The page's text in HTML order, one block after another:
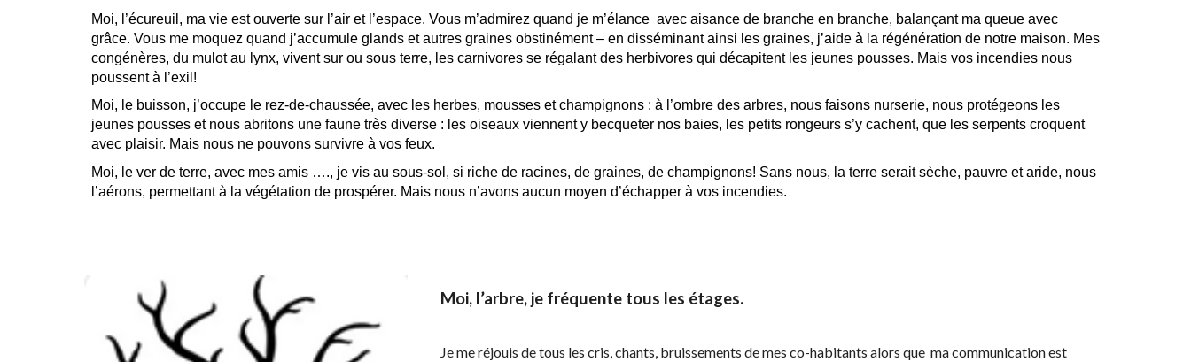
Moi, l’écureuil, ma vie est ouverte sur l’air et l’espace. Vous m’admirez quand je m’élance avec aisance de branche en branche, balançant ma queue avec
grâce. Vous me moquez quand j’accumule glands et autres graines obstinément – en disséminant ainsi les graines, j’aide à la régénération de notre maison. Mes
congénères, du mulot au lynx, vivent sur ou sous terre, les carnivores se régalant des herbivores qui décapitent les jeunes pousses. Mais vos incendies nous
poussent à l’exil!
Moi, le buisson, j’occupe le rez-de-chaussée, avec les herbes, mousses et champignons : à l’ombre des arbres, nous faisons nurserie, nous protégeons les
jeunes pousses et nous abritons une faune très diverse : les oiseaux viennent y becqueter nos baies, les petits rongeurs s’y cachent, que les serpents croquent
avec plaisir. Mais nous ne pouvons survivre à vos feux.
Moi, le ver de terre, avec mes amis …., je vis au sous-sol, si riche de racines, de graines, de champignons! Sans nous, la terre serait sèche, pauvre et aride, nous
l’aérons, permettant à la végétation de prospérer. Mais nous n’avons aucun moyen d’échapper à vos incendies.
Moi, l’arbre, je fréquente tous les étages.
Je me réjouis de tous les cris, chants, bruissements de mes co-habitants alors que ma communication est